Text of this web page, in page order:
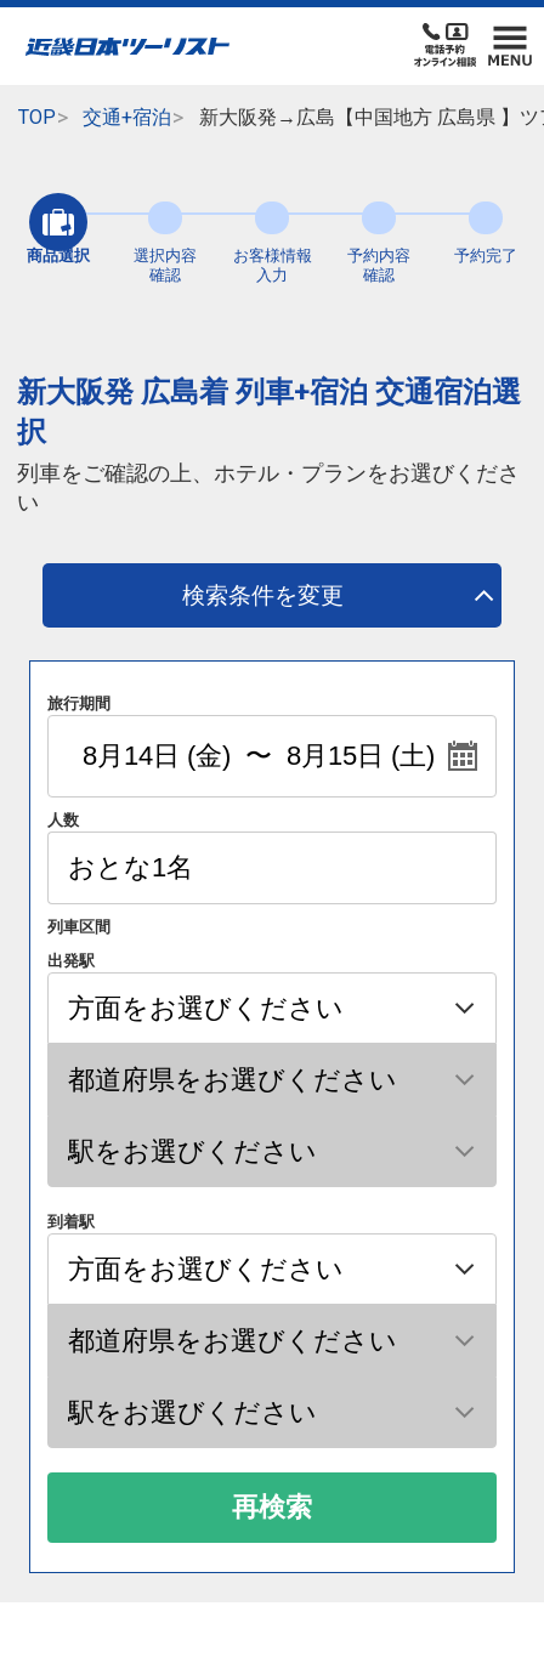
TOP 交通+宿泊 新大阪発→広島【中国地方 広島県 】
商品選択
選択内容
確認
お客様情報
入力
予約内容
確認
予約完了
新大阪発 広島着 列車+宿泊 交通宿泊選
択
列車をご確認の上、ホテル・プランをお選びくださ
い
検索条件を変更
旅行期間
人数
列車区間
出発駅
到着駅
再検索